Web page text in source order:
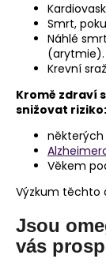
Smrt,
Náhlé
(arytmie).
Krevní
Kromě zdraví
snižovat riziko:
Věkem
Výzkum těchto
Jsou
vás